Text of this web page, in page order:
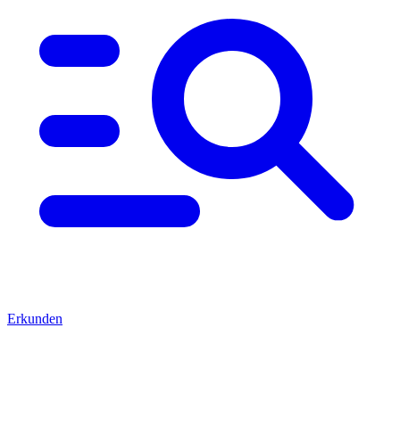
Erkunden